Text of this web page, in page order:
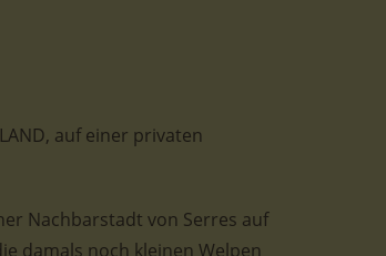
auf einer privaten
Nachbarstadt von Serres auf
damals noch kleinen Welpen